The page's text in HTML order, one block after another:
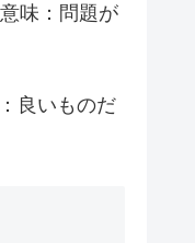
味：問題が
良いものだ